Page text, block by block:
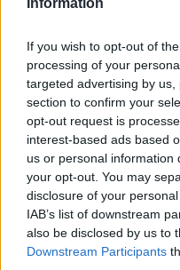
Information
If you wish to opt-out of
processing of your
targeted advertising by
section to confirm your
opt-out request is
interest-based ads based
us or personal information
your opt-out. You may
disclosure of your
IAB’s list of downstream
also be disclosed by us to
Downstream Participants